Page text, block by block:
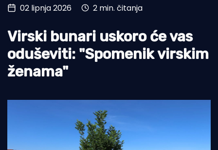
Turizam i nautika
Pomorstvo
Ribolov
Ekologija
02 lipnja 2026 2 min. čitanja
Virski bunari uskoro će vas
oduševiti: "Spomenik virskim
ženama"